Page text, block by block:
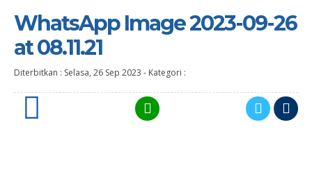
WhatsApp Image 2023-09-26
at 08.11.21
Diterbitkan : Selasa, 26 Sep 2023 - Kategori :